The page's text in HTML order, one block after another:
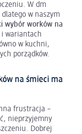
W dm
w naszym
wybór worków na
wariantach
w kuchni,
porządków.
na śmieci ma
frustracja –
nieprzyjemny
Dobrej